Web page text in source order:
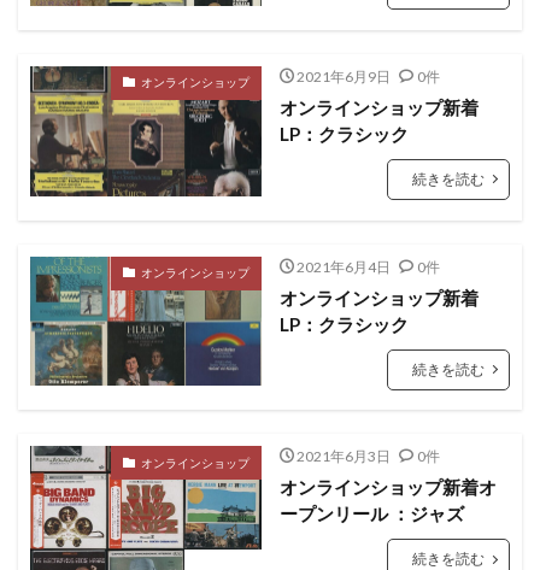
オンラインショップ 2021年6月9日 0件
オンラインショップ新着
LP：クラシック
続きを読む
オンラインショップ 2021年6月4日 0件
オンラインショップ新着
LP：クラシック
続きを読む
オンラインショップ 2021年6月3日 0件
オンラインショップ新着オ
ープンリール ：ジャズ
続きを読む